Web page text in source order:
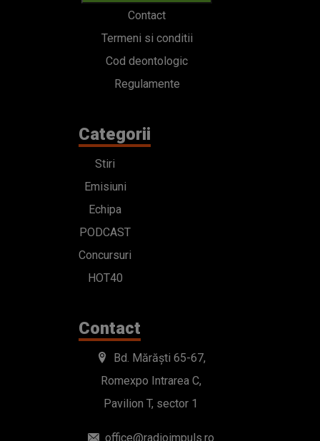
Contact
Termeni si conditii
Cod deontologic
Regulamente
Categorii
Stiri
Emisiuni
Echipa
PODCAST
Concursuri
HOT40
Contact
Bd. Mărăști 65-67,
Romexpo Intrarea C,
Pavilion T, sector 1
office@radioimpuls.ro